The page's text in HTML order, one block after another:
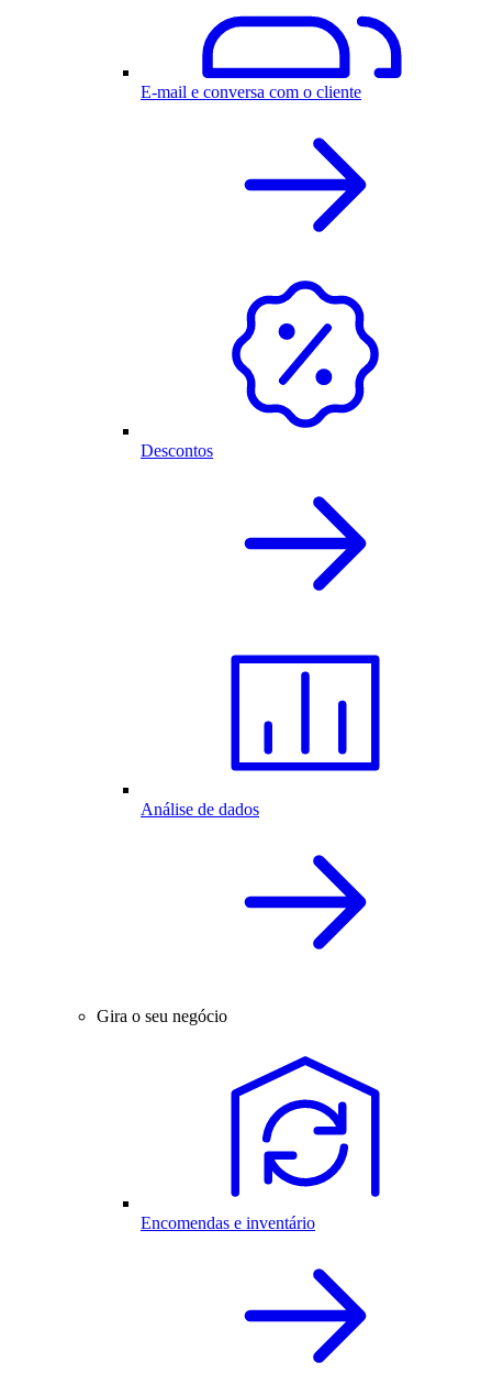
E-mail e conversa com o cliente
Descontos
Análise de dados
Gira o seu negócio
Encomendas e inventário